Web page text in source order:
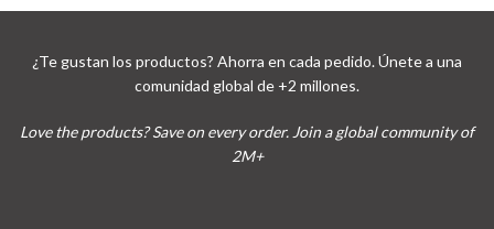
¿Te gustan los productos? Ahorra en cada pedido. Únete a una
comunidad global de +2 millones.
Love the products? Save on every order. Join a global community of
2M+